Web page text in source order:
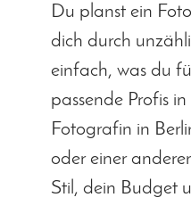
Du planst ein
dich durch
einfach, was du
passende Profis
Fotografin in
oder einer
Stil, dein Budget